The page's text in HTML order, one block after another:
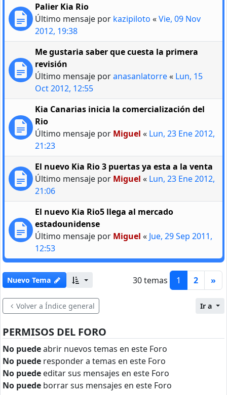
Palier Kia Rio
Último mensaje por kazipiloto «Vie, 09 Nov
2012, 19:38
Me gustaria saber que cuesta la primera
revisión
Último mensaje poranasanlatorre« Lun, 15
Oct 2012, 12:55
Kia Canarias inicia la comercialización del
Rio
Último mensaje por Miguel « Lun, 23 Ene 2012,
21:23
El nuevo Kia Rio 3 puertas ya esta a la venta
Último mensaje por Miguel « Lun, 23 Ene 2012,
21:06
El nuevo Kia Rio5 llega al mercado
estadounidense
Último mensaje por Miguel « Jue, 29 Sep 2011,
12:53
Nuevo Tema 30 temas 1 2 »
Volver a Índice general Ir a
PERMISOS DEL FORO
No puedeabrir nuevos temas en este Foro
No puede responder a temas en este Foro
No puede editar sus mensajes en este Foro
No puede borrar sus mensajes en este Foro